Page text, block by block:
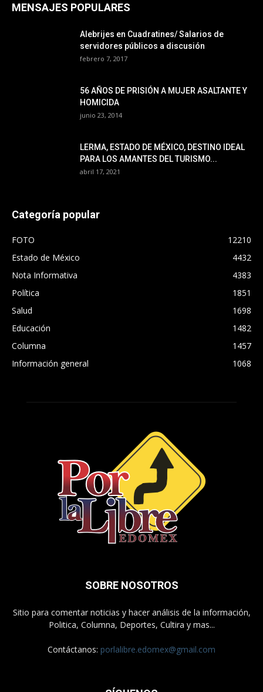
MENSAJES POPULARES
Alebrijes en Cuadratines/ Salarios de
servidores públicos a discusión
febrero 7, 2017
56 AÑOS DE PRISIÓN A MUJER ASALTANTE Y
HOMICIDA
junio 23, 2014
LERMA, ESTADO DE MÉXICO, DESTINO IDEAL
PARA LOS AMANTES DEL TURISMO...
abril 17, 2021
Categoría popular
FOTO
12210
Estado de México
4432
Nota Informativa
4383
Política
1851
Salud
1698
Educación
1482
Columna
1457
Información general
1068
SOBRE NOSOTROS
Sitio para comentar noticias y hacer análisis de la información,
Politica, Columna, Deportes, Cultira y mas...
Contáctanos: porlalibre.edomex@gmail.com